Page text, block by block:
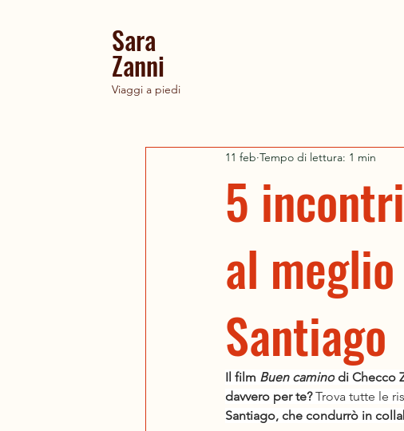
Sara
Zanni
Viaggi a piedi
5
al
Santiago
11 feb Tempo di lettura: 1 min
Il film Buen camino di Checco
davvero per te? Trova tutte le
Santiago, che condurrò in